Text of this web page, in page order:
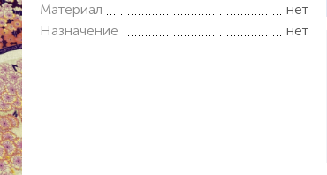
Материал
нет
Назначение
нет